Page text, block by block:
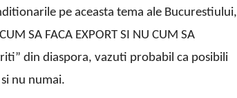
pe aceasta tema ale Bucurestiului,
SA FACA EXPORT SI NU CUM SA
din diaspora, vazuti probabil ca posibili
nu numai.